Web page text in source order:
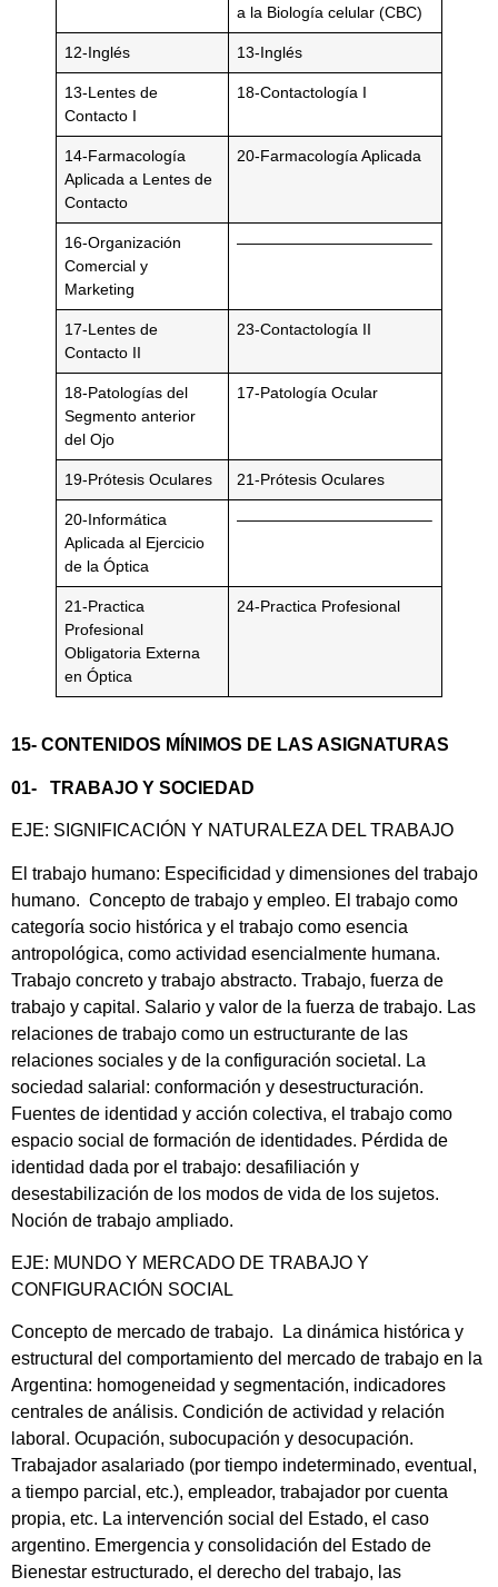
a la Biología celular (CBC)
12-Inglés 13-Inglés
13-Lentes de
Contacto I
18-Contactología I
14-Farmacología
Aplicada a Lentes de
Contacto
20-Farmacología Aplicada
16-Organización
Comercial y
Marketing
————————————–
17-Lentes de
Contacto II
23-Contactología II
18-Patologías del
Segmento anterior
del Ojo
17-Patología Ocular
19-Prótesis Oculares 21-Prótesis Oculares
20-Informática
Aplicada al Ejercicio
de la Óptica
————————————–
21-Practica
Profesional
Obligatoria Externa
en Óptica
24-Practica Profesional
15- CONTENIDOS MÍNIMOS DE LAS ASIGNATURAS
01- TRABAJO Y SOCIEDAD
EJE: SIGNIFICACIÓN Y NATURALEZA DEL TRABAJO
El trabajo humano: Especificidad y dimensiones del trabajo
humano. Concepto de trabajo y empleo. El trabajo como
categoría socio histórica y el trabajo como esencia
antropológica, como actividad esencialmente humana.
Trabajo concreto y trabajo abstracto. Trabajo, fuerza de
trabajo y capital. Salario y valor de la fuerza de trabajo. Las
relaciones de trabajo como un estructurante de las
relaciones sociales y de la configuración societal. La
sociedad salarial: conformación y desestructuración.
Fuentes de identidad y acción colectiva, el trabajo como
espacio social de formación de identidades. Pérdida de
identidad dada por el trabajo: desafiliación y
desestabilización de los modos de vida de los sujetos.
Noción de trabajo ampliado.
EJE: MUNDO Y MERCADO DE TRABAJO Y
CONFIGURACIÓN SOCIAL
Concepto de mercado de trabajo. La dinámica histórica y
estructural del comportamiento del mercado de trabajo en la
Argentina: homogeneidad y segmentación, indicadores
centrales de análisis. Condición de actividad y relación
laboral. Ocupación, subocupación y desocupación.
Trabajador asalariado (por tiempo indeterminado, eventual,
a tiempo parcial, etc.), empleador, trabajador por cuenta
propia, etc. La intervención social del Estado, el caso
argentino. Emergencia y consolidación del Estado de
Bienestar estructurado, el derecho del trabajo, las